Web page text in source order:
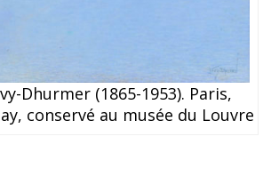
Dhurmer (1865-1953). Paris,
conservé au musée du Louvre